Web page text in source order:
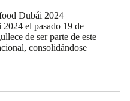
Dubái 2024
el pasado 19 de
de ser parte de este
consolidándose